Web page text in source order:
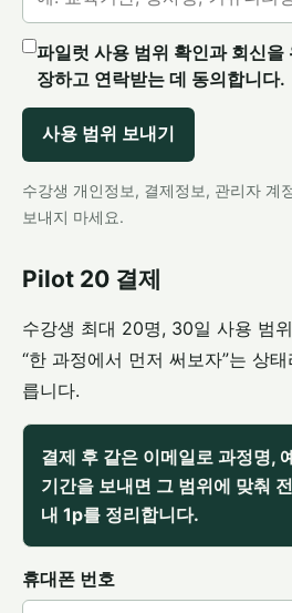
파일럿 사용 범위 확인과 회신을
장하고 연락받는 데 동의합니다.
사용 범위 보내기
수강생 개인정보, 결제정보, 관리자 계
보내지 마세요.
Pilot 20 결제
수강생 최대 20명, 30일 사용 범
“한 과정에서 먼저 써보자”는 상
릅니다.
결제 후 같은 이메일로 과정명,
기간을 보내면 그 범위에 맞춰
내 1p를 정리합니다.
휴대폰 번호